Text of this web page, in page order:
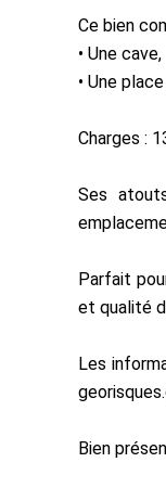
Ce bien
• Une cave,
• Une
Charges :
Ses
Parfait
et qualité
Les
Bien